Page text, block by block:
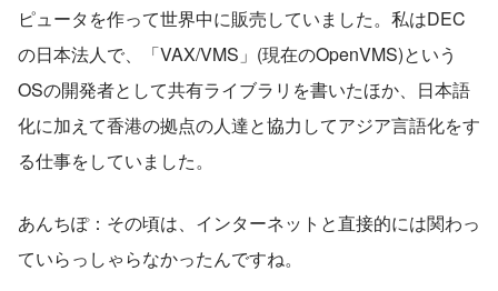
ピュータを作って世界中に販売していました。私はDEC
の日本法人で、「VAX/VMS」(現在のOpenVMS)という
OSの開発者として共有ライブラリを書いたほか、日本語
化に加えて香港の拠点の人達と協力してアジア言語化をす
る仕事をしていました。
あんちぽ：その頃は、インターネットと直接的には関わっ
ていらっしゃらなかったんですね。